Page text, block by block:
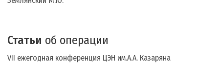
Статьи об операции
VII ежегодная конференция ЦЭН им.А.А. Казаряна